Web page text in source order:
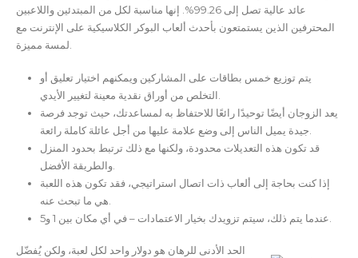
عائد عالية تصل إلى 99.26%. إنها مناسبة لكل من المبتدئين واللاعبين
المحترفين الذين يستمتعون بأحدث ألعاب البوكر الكلاسيكية على الإنترنت مع
لمسة مميزة.
يتم توزيع خمس بطاقات على المشاركين ويمكنهم اختيار تعليق أو
يعد الزوجان أيضًا توحيدًا رائعًا للاحتفاظ به لمساعدتك، حيث توجد فرصة
قد تكون هذه التعديلات محدودة، ولكنها مع ذلك ترتبط بحدود المنزل
والطريقة الأفضل.
إذا كنت بحاجة إلى ألعاب ذات اتصال استراتيجي، فقد تكون هذه اللعبة
الحد الأدنى للرهان هو دولار واحد لكل لعبة، ولكن يُفضّل